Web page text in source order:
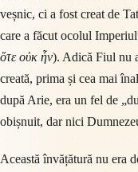
veșnic, ci a fost creat de
care a făcut ocolul
ὅτε οὐκ ἦν). Adică Fiul nu
creată, prima și cea mai
după Arie, era un fel de
obișnuit, dar nici
Această învățătură nu era